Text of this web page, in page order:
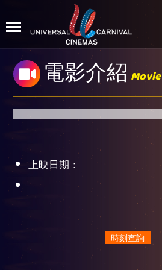
電影介紹 Movie
上映日期：
時刻查詢